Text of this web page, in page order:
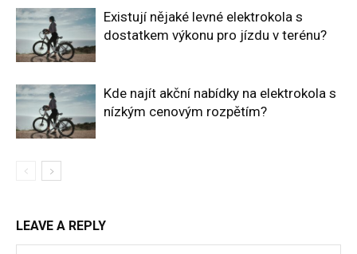
Existují nějaké levné elektrokola s
dostatkem výkonu pro jízdu v terénu?
Kde najít akční nabídky na elektrokola s
nízkým cenovým rozpětím?
LEAVE A REPLY